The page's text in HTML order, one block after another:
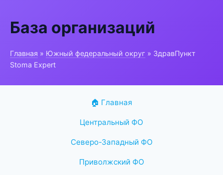
База организаций
Главная » Южный федеральный округ » ЗдравПункт
Stoma Expert
🏠 Главная
Центральный ФО
Северо-Западный ФО
Приволжский ФО